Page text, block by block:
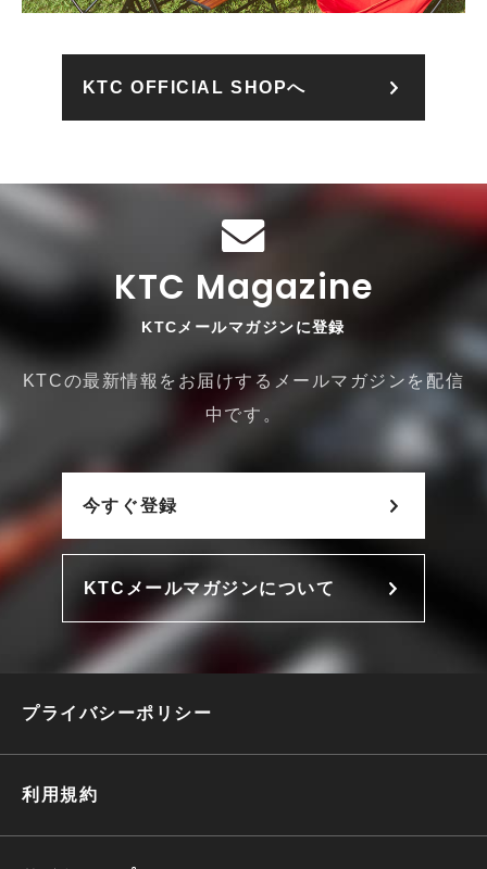
KTC OFFICIAL SHOPへ
KTC Magazine
KTCメールマガジンに登録
KTCの最新情報をお届けするメールマガジンを配信
中です。
今すぐ登録
KTCメールマガジンについて
プライバシーポリシー
利用規約